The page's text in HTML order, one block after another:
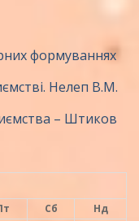
формуваннях
Нелеп В.М.
– Штиков
Сб
Нд